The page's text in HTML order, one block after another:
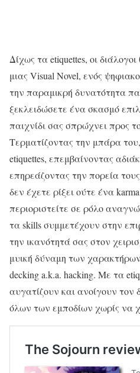
Δίχως τα etiquettes, οι
μιας Visual Novel, ενός
την παραμικρή δυνατότητα
ξεκλειδώσετε ένα σκασμό
παιχνίδι σας σπρώχνει προς
Τερματίζοντας την μπάρα
etiquettes, επεμβαίνοντας
επηρεάζοντας την πορεία
δεν έχετε ρίξει ούτε ένα
περιοριστείτε σε ρόλο
τα skills συμμετέχουν στην
την ικανότητά σας στον
μυική δύναμη των
decking a.k.a. hacking. Με τα
αυγατίζουν και ανοίγουν τον
όλων των εμποδίων χωρίς να